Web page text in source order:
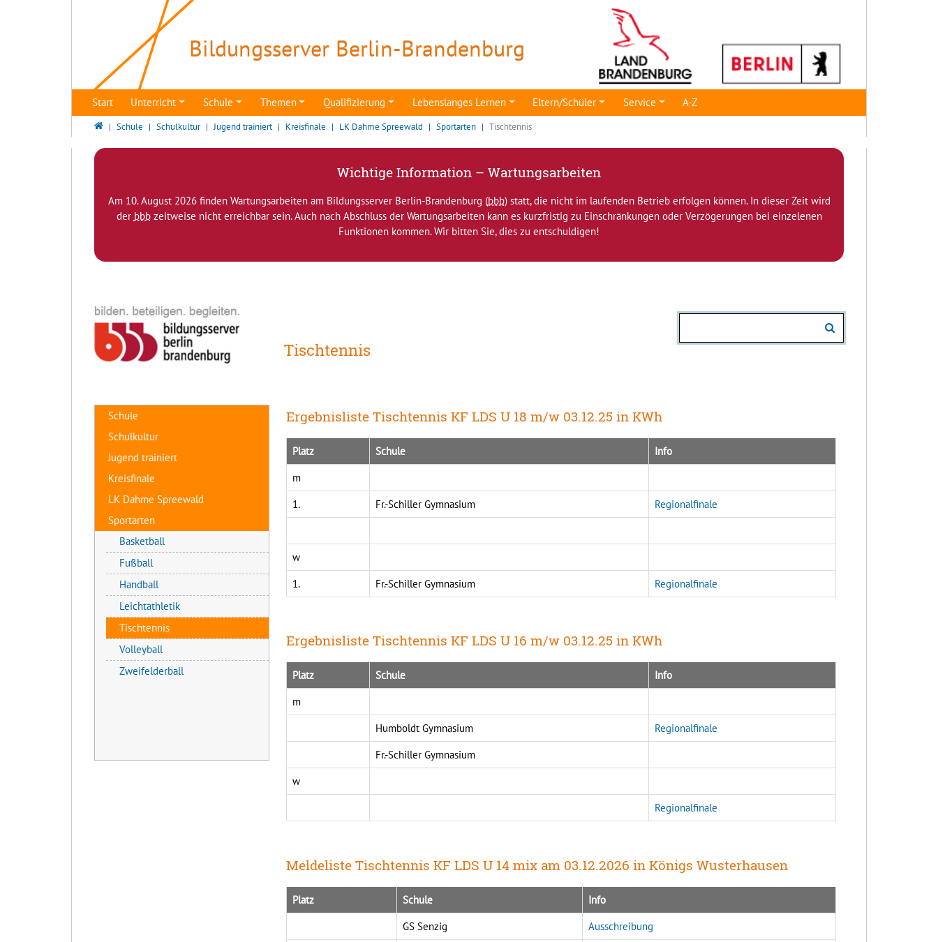
Bildungsserver Berlin-Brandenburg
Start Unterricht Schule Themen Qualifizierung Lebenslanges Lernen Eltern/Schüler Service A-Z
Bildungsserver Berlin - Brandenburg
Schule Schulkultur Jugend trainiert Kreisfinale LK Dahme Spreewald Sportarten Tischtennis
Wichtige Information – Wartungsarbeiten
Am 10. August 2026 finden Wartungsarbeiten am Bildungsserver Berlin-Brandenburg (bbb) statt, die nicht im laufenden Betrieb erfolgen können. In dieser Zeit wird
der bbbzeitweise nicht erreichbar sein. Auch nach Abschluss der Wartungsarbeiten kann es kurzfristig zu Einschränkungen oder Verzögerungen bei einzelenen
Funktionen kommen. Wir bitten Sie, dies zu entschuldigen!
Tischtennis
Ergebnisliste Tischtennis KF LDS U 18 m/w 03.12.25 in KWh
Platz Schule
Info
m
1.
Fr.-Schiller Gymnasium Regionalfinale
w
1.
Fr.-Schiller Gymnasium Regionalfinale
Ergebnisliste Tischtennis KF LDS U 16 m/w 03.12.25 in KWh
Platz Schule
Info
m
Humboldt Gymnasium
Regionalfinale
Fr.-Schiller Gymnasium
w
Regionalfinale
Meldeliste Tischtennis KF LDS U 14 mix am 03.12.2026 in Königs Wusterhausen
Platz Schule
Info
GS Senzig
Ausschreibung
Schule
Schulkultur
Jugend trainiert
Kreisfinale
LK Dahme Spreewald
Sportarten
Basketball
Fußball
Handball
Leichtathletik
Tischtennis
Volleyball
Zweifelderball